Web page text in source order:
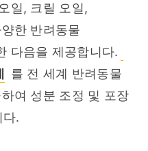
일, 크릴 오일,
한 반려동물
다음을 제공합니다.
를 전 세계 반려동물
여 성분 조정 및 포장
다.